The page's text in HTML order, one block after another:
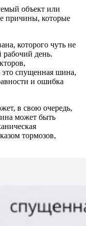
объект или
причины, которые
которого чуть не
рабочий день.
спущенная шина,
и ошибка
в свою очередь,
может быть
тормозов,